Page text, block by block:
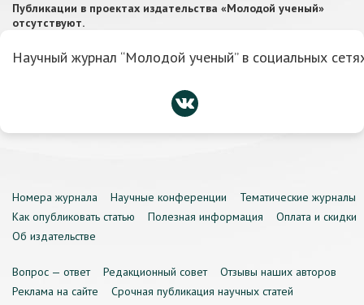
Публикации в проектах издательства «Молодой ученый»
отсутствуют.
Научный журнал “Молодой ученый” в социальных
Номера журнала Научные конференции
Тематические журналы
Как опубликовать статью
Полезная информация
Оплата и скидки
Об издательстве
Вопрос — ответ Редакционный совет
Отзывы наших авторов
Реклама на сайте
Срочная публикация научных статей